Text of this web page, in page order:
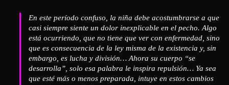
En este período confuso, la niña debe acostumbrarse a que
casi siempre siente un dolor inexplicable en el pecho. Algo
está ocurriendo, que no tiene que ver con enfermedad, sino
que es consecuencia de la ley misma de la existencia y, sin
embargo, es lucha y división… Ahora su cuerpo “se
desarrolla”, solo esa palabra le inspira repulsión… Ya sea
que esté más o menos preparada, intuye en estos cambios